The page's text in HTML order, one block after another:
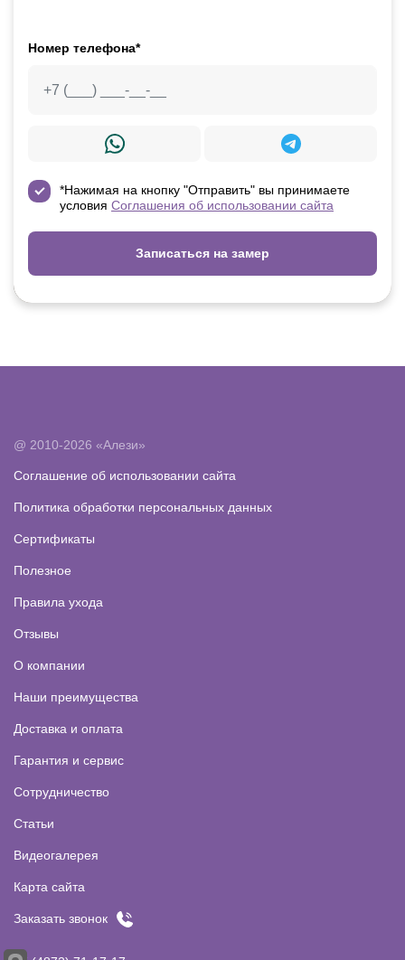
Номер телефона*
*Нажимая на кнопку "Отправить" вы принимаете
условия Соглашения об использовании сайта
Записаться на замер
@ 2010-2026 «Алези»
Соглашение об использовании сайта
Политика обработки персональных данных
Сертификаты
Полезное
Правила ухода
Отзывы
О компании
Наши преимущества
Доставка и оплата
Гарантия и сервис
Сотрудничество
Статьи
Видеогалерея
Карта сайта
Заказать звонок